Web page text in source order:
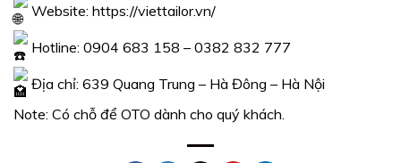
Website: https://viettailor.vn/
Hotline: 0904 683 158 – 0382 832 777
Địa chỉ: 639 Quang Trung – Hà Đông – Hà Nội
Note: Có chỗ để OTO dành cho quý khách.